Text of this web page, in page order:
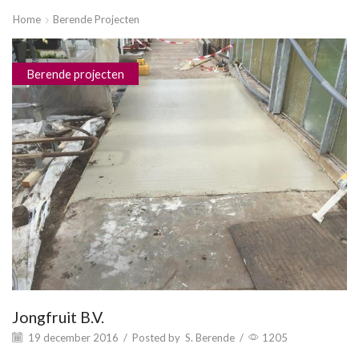
Home Berende Projecten
Berende projecten
Jongfruit B.V.
19 december 2016 / Posted by S. Berende / 1205